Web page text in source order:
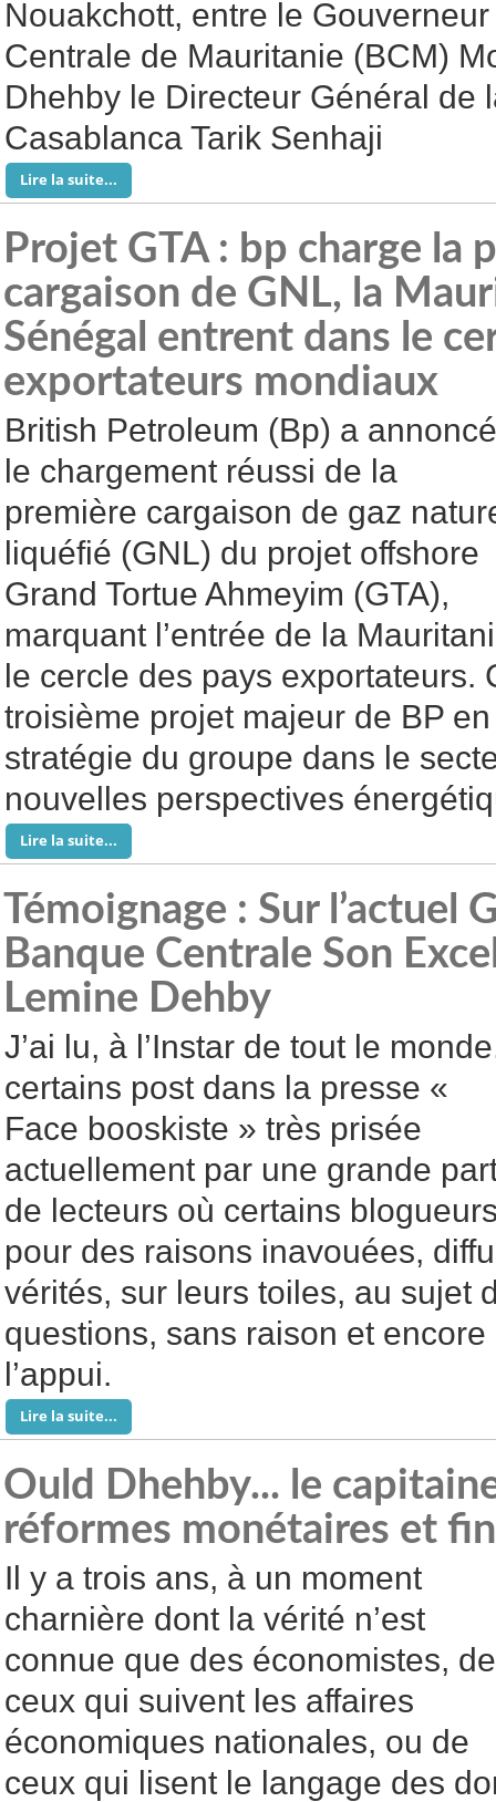
Nouakchott, entre le
Centrale de Mauritanie (BCM)
Dhehby le Directeur Général de
Casablanca Tarik Senhaji
Lire la suite...
Projet GTA : bp charge la
cargaison de GNL, la
Sénégal entrent dans le
exportateurs mondiaux
British Petroleum (Bp) a annoncé
le chargement réussi de la
première cargaison de gaz
liquéfié (GNL) du projet offshore
Grand Tortue Ahmeyim (GTA),
marquant l’entrée de la
le cercle des pays exportateurs.
troisième projet majeur de BP
stratégie du groupe dans le
nouvelles perspectives
Lire la suite...
Témoignage : Sur l’actuel
Banque Centrale Son
Lemine Dehby
J’ai lu, à l’Instar de tout le
certains post dans la presse «
Face booskiste » très prisée
actuellement par une grande
de lecteurs où certains
pour des raisons inavouées,
vérités, sur leurs toiles, au sujet
questions, sans raison et
l’appui.
Lire la suite...
Ould Dhehby... le
réformes monétaires et
Il y a trois ans, à un moment
charnière dont la vérité n’est
connue que des économistes, de
ceux qui suivent les affaires
économiques nationales, ou de
ceux qui lisent le langage des